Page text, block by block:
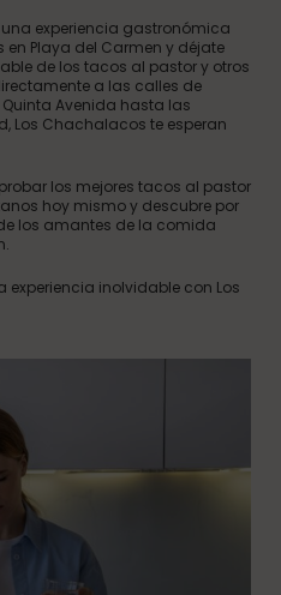
experiencia gastronómica
Playa del Carmen y déjate
de los tacos al pastor y otros
a las calles de
Avenida hasta las
Los Chachalacos te esperan
los mejores tacos al pastor
hoy mismo y descubre por
los amantes de la comida
experiencia inolvidable con Los